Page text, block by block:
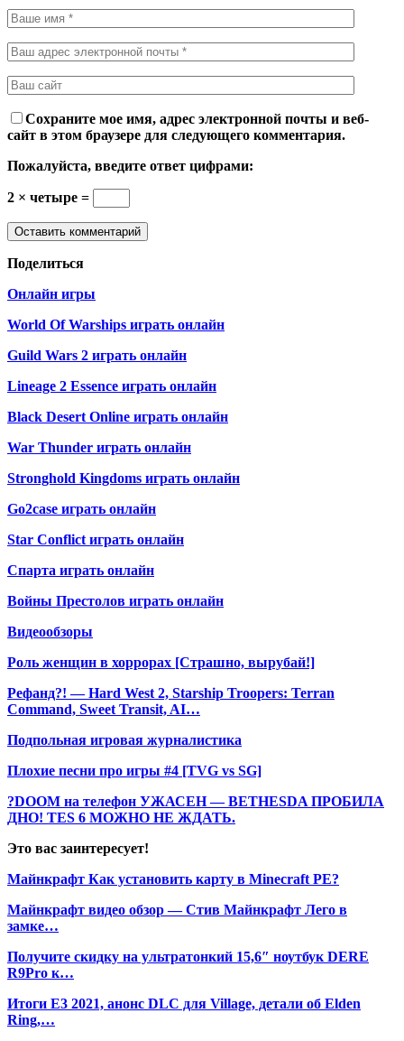
Сохраните мое имя, адрес электронной почты и веб-
сайт в этом браузере для следующего комментария.
Пожалуйста, введите ответ цифрами:
2 × четыре =
Поделиться
Онлайн игры
World Of Warships играть онлайн
Guild Wars 2 играть онлайн
Lineage 2 Essence играть онлайн
Black Desert Online играть онлайн
War Thunder играть онлайн
Stronghold Kingdoms играть онлайн
Go2case играть онлайн
Star Conflict играть онлайн
Спарта играть онлайн
Войны Престолов играть онлайн
Видеообзоры
Роль женщин в хоррорах [Страшно, вырубай!]
Рефанд?! — Hard West 2, Starship Troopers: Terran
Command, Sweet Transit, AI…
Подпольная игровая журналистика
Плохие песни про игры #4 [TVG vs SG]
?DOOM на телефон УЖАСЕН — BETHESDA ПРОБИЛА
ДНО! TES 6 МОЖНО НЕ ЖДАТЬ.
Это вас заинтересует!
Майнкрафт Как установить карту в Minecraft PE?
Майнкрафт видео обзор — Стив Майнкрафт Лего в
замке…
Получите скидку на ультратонкий 15,6″ ноутбук DERE
R9Pro к…
Итоги E3 2021, анонс DLC для Village, детали об Elden
Ring,…